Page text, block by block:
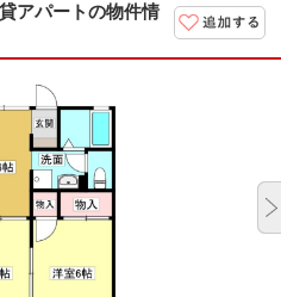
アパートの物件情